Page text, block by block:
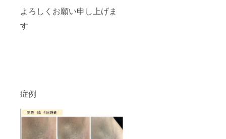
よろしくお願い申し上げま
す
症例